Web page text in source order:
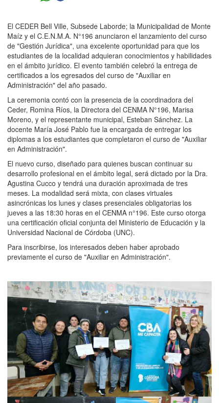
El CEDER Bell Ville, Subsede Laborde; la Municipalidad de Monte
Maíz y el C.E.N.M.A. N°196 anunciaron el lanzamiento del curso
de "Gestión Jurídica", una excelente oportunidad para que los
estudiantes de la localidad adquieran conocimientos y habilidades
en el ámbito jurídico. El evento también celebró la entrega de
certificados a los egresados del curso de "Auxiliar en
Administración" del año pasado.
La ceremonia contó con la presencia de la coordinadora del
Ceder, Romina Ríos, la Directora del CENMA N°196, Marisa
Moreno, y el representante municipal, Esteban Sánchez. La
docente María José Pablo fue la encargada de entregar los
diplomas a los estudiantes que completaron el curso de "Auxiliar
en Administración".
El nuevo curso, diseñado para quienes buscan continuar su
desarrollo profesional en el ámbito legal, será dictado por la Dra.
Agustina Cucco y tendrá una duración aproximada de tres
meses. La modalidad será mixta, con clases virtuales
asincrónicas los lunes y clases presenciales obligatorias los
jueves a las 18:30 horas en el CENMA n°196. Este curso otorga
una certificación oficial conjunta del Ministerio de Educación y la
Universidad Nacional de Córdoba (UNC).
Para inscribirse, los interesados deben haber aprobado
previamente el curso de "Auxiliar en Administración".